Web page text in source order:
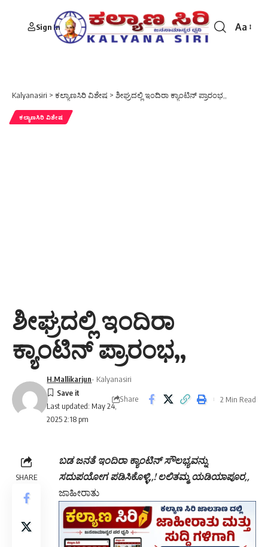
Sign In
Font
Aa
Kalyanasiri > ಕಲ್ಯಾಣಸಿರಿ ವಿಶೇಷ > ಶೀಘ್ರದಲ್ಲಿ ಇಂದಿರಾ ಕ್ಯಾಂಟಿನ್ ಪ್ರಾರಂಭ,,
ಕಲ್ಯಾಣಸಿರಿ ವಿಶೇಷ
ಶೀಘ್ರದಲ್ಲಿ ಇಂದಿರಾ
ಕ್ಯಾಂಟಿನ್ ಪ್ರಾರಂಭ,,
Last updated: May 24,
2025 2:18 pm
H.Mallikarjun- Kalyanasiri
Share 2 Min Read
SHARE
ಬಡ ಜನತೆ ಇಂದಿರಾ ಕ್ಯಾಂಟಿನ್ ಸೌಲಭ್ಯವನ್ನು
ಸದುಪಯೋಗ ಪಡಿಸಿಕೊಳ್ಳಿ,,! ಲಲಿತಮ್ಮ ಯಡಿಯಾಪೂರ,,
ಜಾಹೀರಾತು